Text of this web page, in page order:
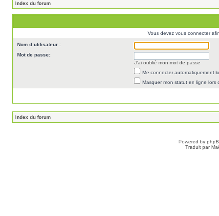
Index du forum
Vous devez vous connecter
Nom d’utilisateur :
Mot de passe:
J’ai oublié mon mot de passe
Me connecter automatiquement
Masquer mon statut en ligne lors
Index du forum
Powered by
Traduit par